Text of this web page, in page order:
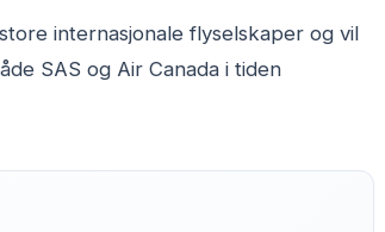
internasjonale flyselskaper og vil
SAS og Air Canada i tiden